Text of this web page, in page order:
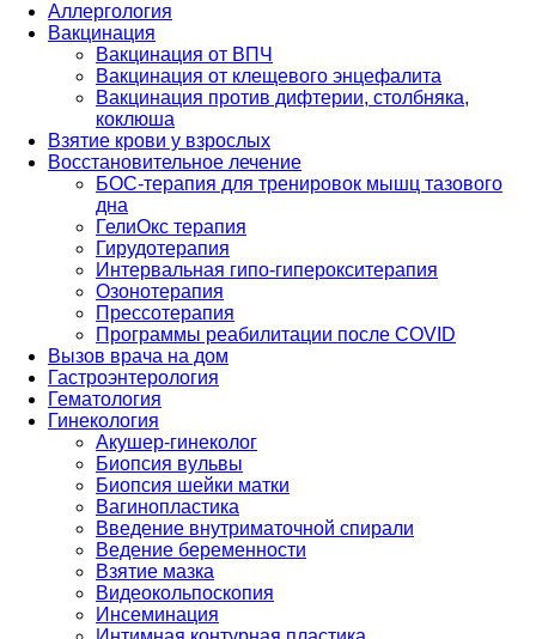
Аллергология
Вакцинация
Вакцинация от ВПЧ
Вакцинация от клещевого энцефалита
Вакцинация против дифтерии, столбняка,
коклюша
Взятие крови у взрослых
Восстановительное лечение
БОС-терапия для тренировок мышц тазового
дна
ГелиОкс терапия
Гирудотерапия
Интервальная гипо-гиперокситерапия
Озонотерапия
Прессотерапия
Программы реабилитации после СOVID
Вызов врача на дом
Гастроэнтерология
Гематология
Гинекология
Акушер-гинеколог
Биопсия вульвы
Биопсия шейки матки
Вагинопластика
Введение внутриматочной спирали
Ведение беременности
Взятие мазка
Видеокольпоскопия
Инсеминация